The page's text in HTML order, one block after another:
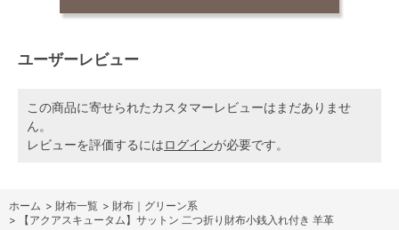
ユーザーレビュー
この商品に寄せられたカスタマーレビューはまだありませ
ん。
レビューを評価するにはログインが必要です。
ホーム > 財布一覧 > 財布｜グリーン系
>
【アクアスキュータム】サットン 二つ折り財布小銭入れ付き 羊革